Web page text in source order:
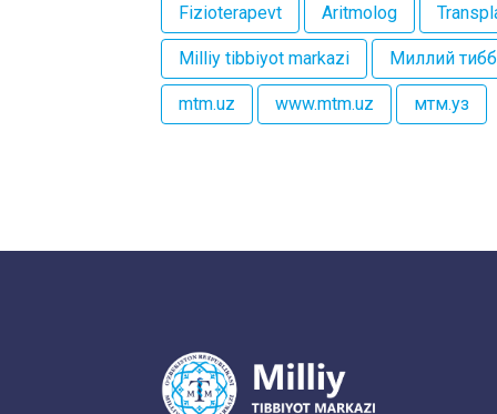
Fizioterapevt Aritmolog
Milliy tibbiyot markazi Миллий
mtm.uz www.mtm.uz мтм.уз